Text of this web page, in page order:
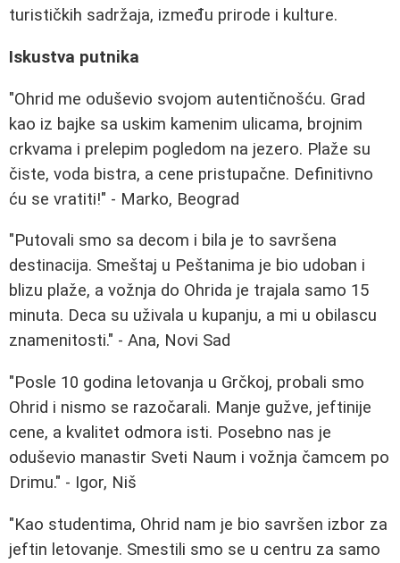
turističkih sadržaja, između prirode i kulture.
Iskustva putnika
"Ohrid me oduševio svojom autentičnošću. Grad
kao iz bajke sa uskim kamenim ulicama, brojnim
crkvama i prelepim pogledom na jezero. Plaže su
čiste, voda bistra, a cene pristupačne. Definitivno
ću se vratiti!" - Marko, Beograd
"Putovali smo sa decom i bila je to savršena
destinacija. Smeštaj u Peštanima je bio udoban i
blizu plaže, a vožnja do Ohrida je trajala samo 15
minuta. Deca su uživala u kupanju, a mi u obilascu
znamenitosti." - Ana, Novi Sad
"Posle 10 godina letovanja u Grčkoj, probali smo
Ohrid i nismo se razočarali. Manje gužve, jeftinije
cene, a kvalitet odmora isti. Posebno nas je
oduševio manastir Sveti Naum i vožnja čamcem po
Drimu." - Igor, Niš
"Kao studentima, Ohrid nam je bio savršen izbor za
jeftin letovanje. Smestili smo se u centru za samo